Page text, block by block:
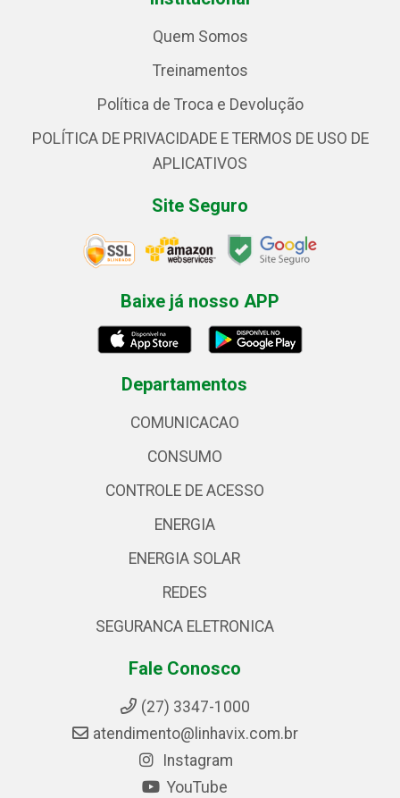
Quem Somos
Treinamentos
Política de Troca e Devolução
POLÍTICA DE PRIVACIDADE E TERMOS DE USO DE
APLICATIVOS
Site Seguro
Baixe já nosso APP
Departamentos
COMUNICACAO
CONSUMO
CONTROLE DE ACESSO
ENERGIA
ENERGIA SOLAR
REDES
SEGURANCA ELETRONICA
Fale Conosco
(27) 3347-1000
atendimento@linhavix.com.br
Instagram
YouTube